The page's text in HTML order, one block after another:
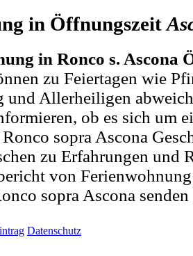
in Öffnungszeit
in Ronco s. Ascona
zu Feiertagen wie
und Allerheiligen
ob es sich um
sopra Ascona
zu Erfahrungen und
von
sopra Ascona
Datenschutz